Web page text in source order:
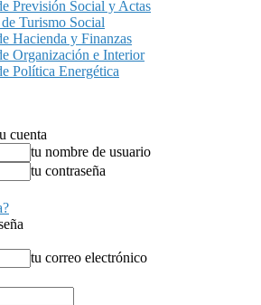
Previsión Social y Actas
de Turismo Social
Hacienda y Finanzas
Organización e Interior
Política Energética
cuenta
tu nombre de usuario
tu contraseña
tu correo electrónico